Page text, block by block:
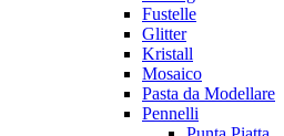
Fustelle
Glitter
Kristall
Mosaico
Pasta da Modellare
Pennelli